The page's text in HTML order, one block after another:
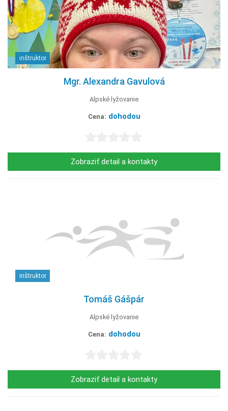
inštruktor
Mgr. Alexandra Gavulová
Alpské lyžovanie
Cena: dohodou
Zobraziť detail a kontakty
inštruktor
Tomáš Gášpár
Alpské lyžovanie
Cena: dohodou
Zobraziť detail a kontakty